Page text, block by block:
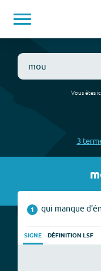
Vous êtes
3
1 qui manque
SIGNE DÉFINITION LSF